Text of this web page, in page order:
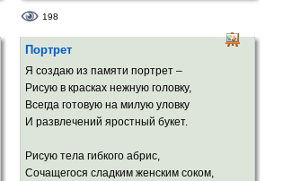
А чёрной ночи простота святая,
Которая, как голос, улетая,
Мне шелестит сияньем звёзд: "Я – Та!"
Сложней земли, и всё же – пустота!
Всё волосы твои, моя родная,
Вобрали в цвет и в слово – КРАСОТА!
198
Портрет
Я создаю из памяти портрет –
Рисую в красках нежную головку,
Всегда готовую на милую уловку
И развлечений яростный букет.
Рисую тела гибкого абрис,
Сочащегося сладким женским соком,